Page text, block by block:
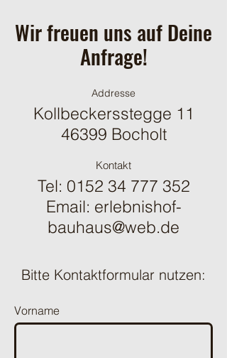
Möglichkeit, das Vertrauen deiner
Kunden zu gewinnen.
Wir freuen uns auf Deine
Anfrage!
Addresse
Kollbeckersstegge 11
46399 Bocholt
Kontakt
Tel: 0152 34 777 352
Email: erlebnishof-
bauhaus@web.de
Bitte Kontaktformular nutzen:
Vorname